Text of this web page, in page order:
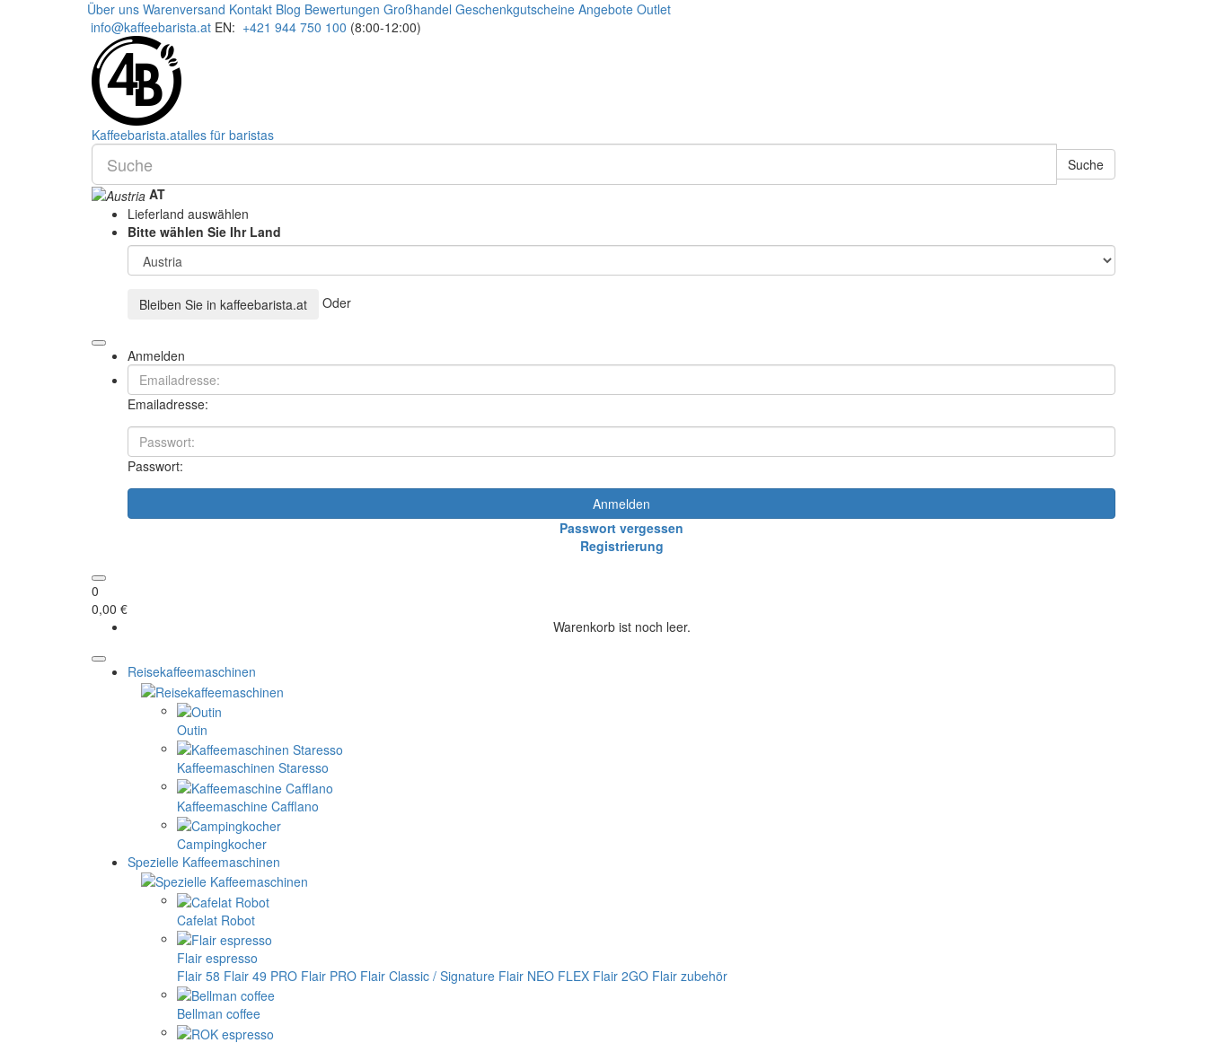
Über uns Warenversand Kontakt Blog Bewertungen Großhandel Geschenkgutscheine Angebote Outlet
info@kaffeebarista.at EN: +421 944 750 100 (8:00-12:00)
Kaffeebarista.atalles für baristas
Suche
AT
Lieferland auswählen
Bitte wählen Sie Ihr Land
Bleiben Sie in kaffeebarista.at Oder
Anmelden
Emailadresse:
Passwort:
Anmelden
Passwort vergessen
Registrierung
0
0,00 €
Warenkorb ist noch leer.
Reisekaffeemaschinen
Outin
Kaffeemaschinen Staresso
Kaffeemaschine Cafflano
Campingkocher
Spezielle Kaffeemaschinen
Cafelat Robot
Flair espresso
Flair 58 Flair 49 PRO Flair PRO Flair Classic / Signature Flair NEO FLEX Flair 2GO Flair zubehör
Bellman coffee